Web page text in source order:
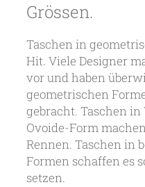
Grössen.
Taschen in
Hit. Viele Designer
vor und haben
geometrischen
gebracht. Taschen
Ovoide-Form
Rennen. Taschen in
Formen schaffen es
setzen.